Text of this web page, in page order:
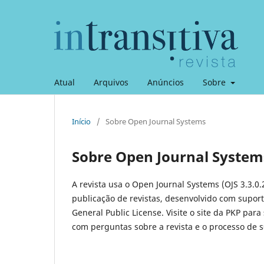
Atual Arquivos Anúncios Sobre
Início / Sobre Open Journal Systems
Sobre Open Journal
A revista usa o Open Journal Systems (OJS
publicação de revistas, desenvolvido com
General Public License. Visite o site da PKP
com perguntas sobre a revista e o processo de